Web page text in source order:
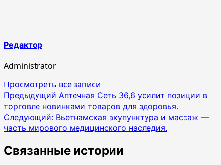
Редактор
Administrator
Просмотреть все записи
Навигация
по
записям
Предыдущий Аптечная Сеть 36,6 усилит позиции в
торговле новинками товаров для здоровья.
Следующий: Вьетнамская акупунктура и массаж —
часть мирового медицинского наследия.
Связанные истории